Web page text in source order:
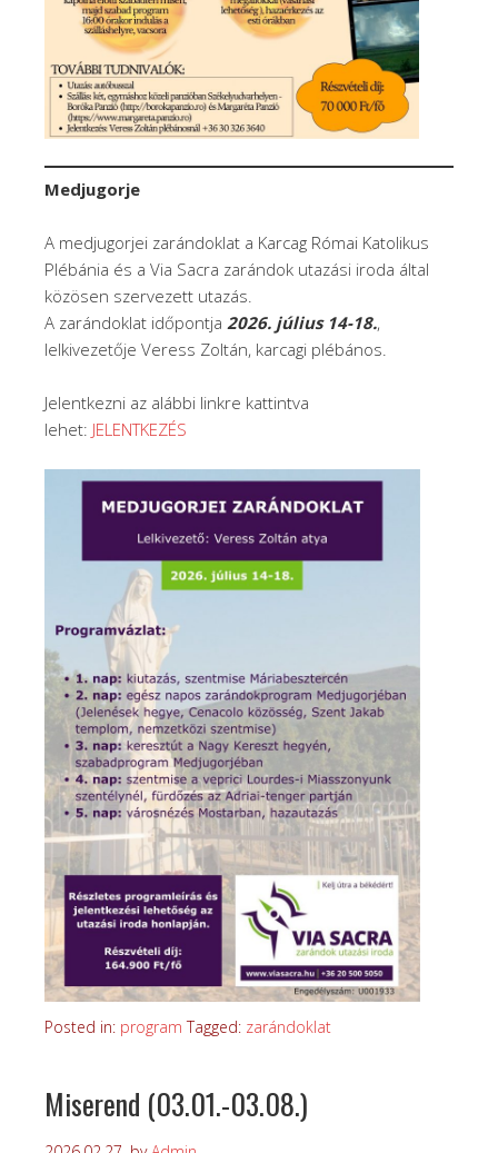
Medjugorje
A medjugorjei zarándoklat a Karcag Római Katolikus
Plébánia és a Via Sacra zarándok utazási iroda által
közösen szervezett utazás.
A zarándoklat időpontja 2026. július 14-18.,
lelkivezetője Veress Zoltán, karcagi plébános.
Jelentkezni az alábbi linkre kattintva
lehet: JELENTKEZÉS
Posted in: program Tagged: zarándoklat
Miserend (03.01.-03.08.)